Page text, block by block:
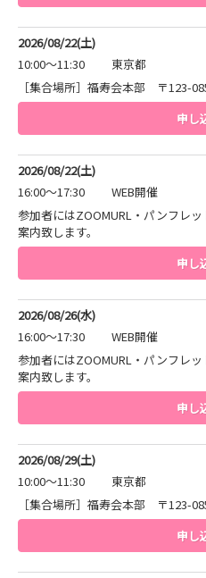
2026/08/22(土)
10:00～11:30
東京都
［集合場所］福寿会本部 〒123-
申し
2026/08/22(土)
16:00～17:30
WEB開催
参加者にはZOOMURL・パンフレ
案内致します。
申し
2026/08/26(水)
16:00～17:30
WEB開催
参加者にはZOOMURL・パンフレ
案内致します。
申し
2026/08/29(土)
10:00～11:30
東京都
［集合場所］福寿会本部 〒123-
申し